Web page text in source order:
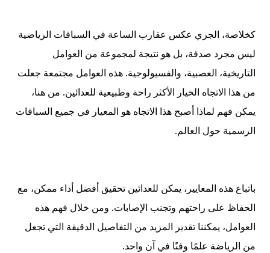
كخلاصة، الجري عكس عقارب الساعة في السباقات الرياضية
ليس مجرد صدفة، بل هو نتيجة لمجموعة من العوامل
التاريخية، العصبية، والفسيولوجية. هذه العوامل مجتمعة جعلت
من هذا الاتجاه الخيار الأكثر راحة وطبيعية للعدائين. من هنا،
يمكن فهم لماذا أصبح هذا الاتجاه هو المعيار في جميع السباقات
الرسمية حول العالم.
باتباع هذه المعايير، يمكن للعدائين تحقيق أفضل أداء ممكن، مع
الحفاظ على راحتهم وتجنب الإصابات. ومن خلال فهم هذه
العوامل، يمكننا تقدير المزيد من التفاصيل الدقيقة التي تجعل
من الرياضة علمًا وفنًا في آن واحد.